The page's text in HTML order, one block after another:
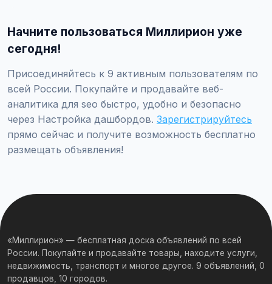
/ Веб-аналитика для SEO / Настройка дашбордов",
заполните форму и опубликуйте. Первые объявления —
бесплатно!
Начните пользоваться Миллирион уже
сегодня!
Присоединяйтесь к 9 активным пользователям по
всей России. Покупайте и продавайте веб-
аналитика для seo быстро, удобно и безопасно
через Настройка дашбордов. Зарегистрируйтесь
прямо сейчас и получите возможность бесплатно
размещать объявления!
«Миллирион» — бесплатная доска объявлений по всей
России. Покупайте и продавайте товары, находите услуги,
недвижимость, транспорт и многое другое. 9 объявлений, 0
продавцов, 10 городов.